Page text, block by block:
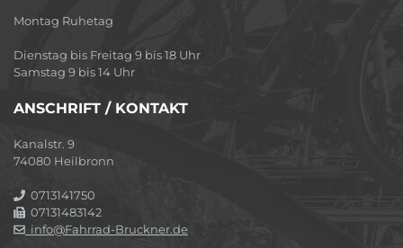
Montag Ruhetag
Dienstag bis Freitag 9 bis 18 Uhr
Samstag 9 bis 14 Uhr
ANSCHRIFT / KONTAKT
Kanalstr. 9
74080 Heilbronn
0713141750
07131483142
info@Fahrrad-Bruckner.de